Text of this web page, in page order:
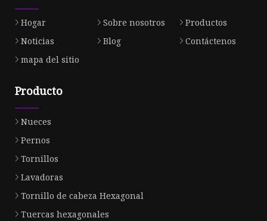
Hogar Sobre nosotros
Productos
Noticias
Blog
Contáctenos
mapa del sitio
Producto
Nueces
Pernos
Tornillos
Lavadoras
Tornillo de cabeza Hexagonal
Tuercas hexagonales